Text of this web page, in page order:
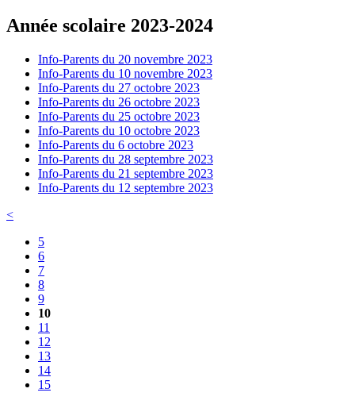
Année scolaire 2023-2024
Info-Parents du 20 novembre 2023
Info-Parents du 10 novembre 2023
Info-Parents du 27 octobre 2023
Info-Parents du 26 octobre 2023
Info-Parents du 25 octobre 2023
Info-Parents du 10 octobre 2023
Info-Parents du 6 octobre 2023
Info-Parents du 28 septembre 2023
Info-Parents du 21 septembre 2023
Info-Parents du 12 septembre 2023
<
5
6
7
8
9
10
11
12
13
14
15